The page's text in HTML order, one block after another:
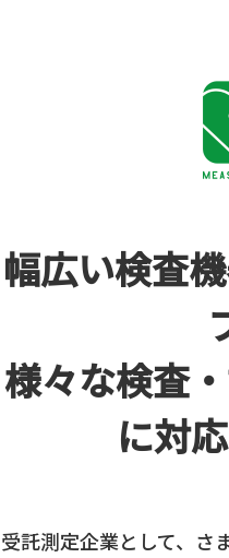
幅広い検査
様々な検査
に対
受託測定企業として、さ